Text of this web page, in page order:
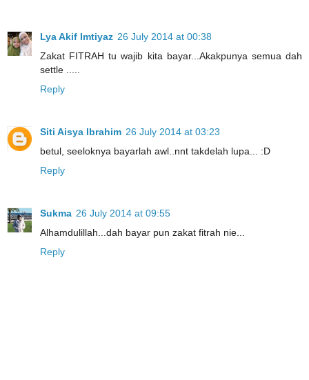
Lya Akif Imtiyaz 26 July 2014 at 00:38
Zakat FITRAH tu wajib kita bayar...Akakpunya semua dah
settle .....
Reply
Siti Aisya Ibrahim 26 July 2014 at 03:23
betul, seeloknya bayarlah awl..nnt takdelah lupa... :D
Reply
Sukma 26 July 2014 at 09:55
Alhamdulillah...dah bayar pun zakat fitrah nie...
Reply